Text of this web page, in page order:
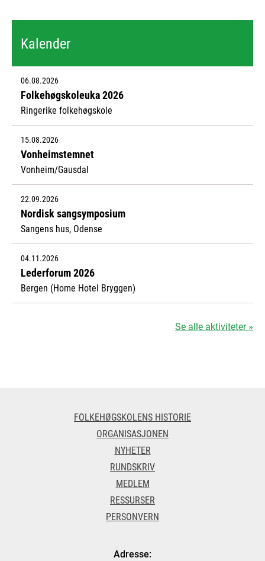
Kalender
06.08.2026
Folkehøgskoleuka 2026
Ringerike folkehøgskole
15.08.2026
Vonheimstemnet
Vonheim/Gausdal
22.09.2026
Nordisk sangsymposium
Sangens hus, Odense
04.11.2026
Lederforum 2026
Bergen (Home Hotel Bryggen)
Se alle aktiviteter »
FOLKEHØGSKOLENS HISTORIE
ORGANISASJONEN
NYHETER
RUNDSKRIV
MEDLEM
RESSURSER
PERSONVERN
Adresse: